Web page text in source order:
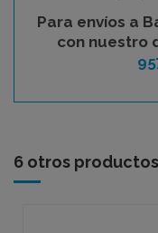
Para envíos a
con nuestro
6 otros